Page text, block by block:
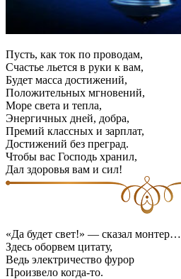
Пусть, как ток по проводам,
Счастье льется в руки к вам,
Будет масса достижений,
Положительных мгновений,
Море света и тепла,
Энергичных дней, добра,
Премий классных и зарплат,
Достижений без преград.
Чтобы вас Господь хранил,
Дал здоровья вам и сил!
«Да будет свет!» — сказал монтер…
Здесь оборвем цитату,
Ведь электричество фурор
Произвело когда-то.